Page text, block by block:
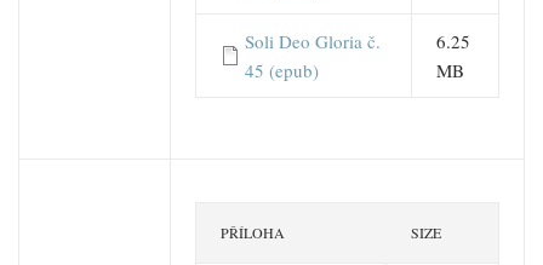
Soli Deo Gloria č.
45 (epub)
6.25
MB
PŘÍLOHA SIZE